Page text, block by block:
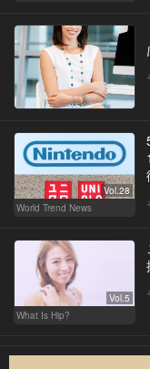
Vol.28
World Trend News
Vol.5
What Is Hip?